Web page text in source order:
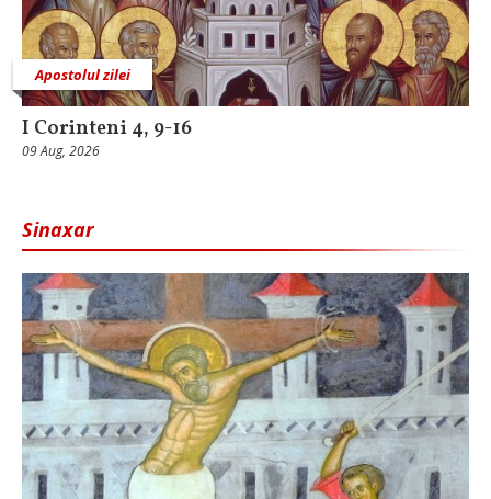
Apostolul zilei
I Corinteni 4, 9-16
09 Aug, 2026
Sinaxar